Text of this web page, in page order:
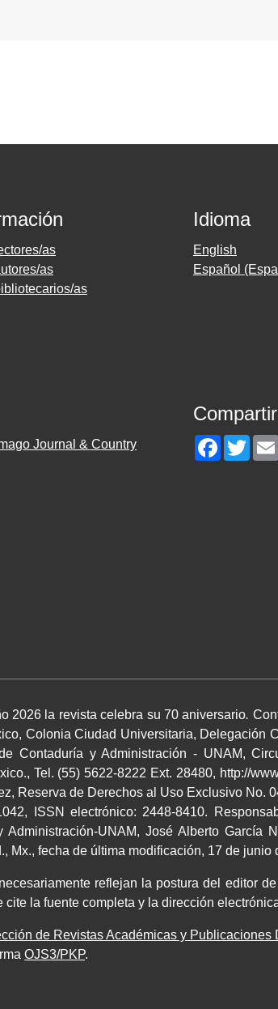
as
as
as
Idioma
English
Español
Facebook
2026 la revista celebra su 70 aniversario.
Colonia Ciudad Universitaria, Delegación
Contaduría y Administración - UNAM,
Tel. (55) 5622-8222 Ext. 28480, http://
Reserva de Derechos al Uso Exclusivo No.
ISSN electrónico: 2448-8410.
UNAM, José Alberto García
Mx., fecha de última modificación, 17 de junio
reflejan la postura del editor
cite la fuente completa y la dirección
de Revistas Académicas y Publicaciones
OJS3/PKP.